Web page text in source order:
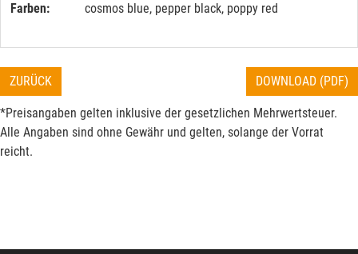
Farben: cosmos blue, pepper black, poppy red
ZURÜCK DOWNLOAD (PDF)
*Preisangaben gelten inklusive der gesetzlichen Mehrwertsteuer.
Alle Angaben sind ohne Gewähr und gelten, solange der Vorrat
reicht.